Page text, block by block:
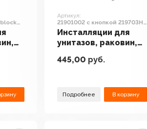
Артикул:
21901002 с кнопкой 219703HD
(сатин)
Инсталляции для
унитазов, раковин,
Lauter 21901002 с
445,00 руб.
Подробнее В корзину